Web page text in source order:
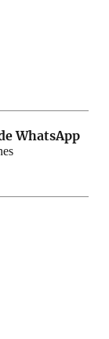
WhatsApp